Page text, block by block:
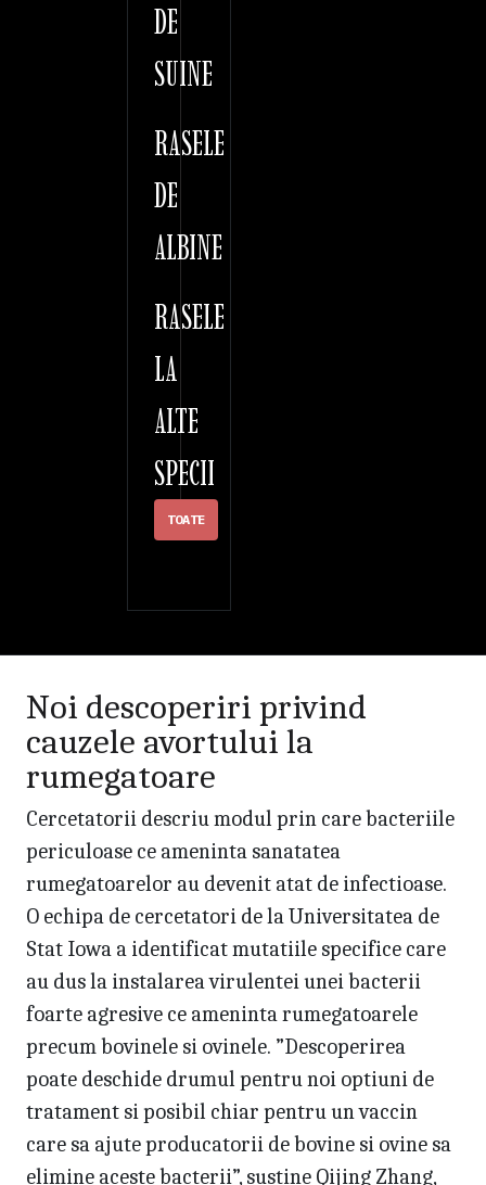
DE
SUINE
RASELE
DE
ALBINE
RASELE
LA
ALTE
SPECII
TOATE
Noi descoperiri privind
cauzele avortului la
rumegatoare
Cercetatorii descriu modul prin care bacteriile
periculoase ce ameninta sanatatea
rumegatoarelor au devenit atat de infectioase.
O echipa de cercetatori de la Universitatea de
Stat Iowa a identificat mutatiile specifice care
au dus la instalarea virulentei unei bacterii
foarte agresive ce ameninta rumegatoarele
precum bovinele si ovinele. ”Descoperirea
poate deschide drumul pentru noi optiuni de
tratament si posibil chiar pentru un vaccin
care sa ajute producatorii de bovine si ovine sa
elimine aceste bacterii”, sustine Qijing Zhang,